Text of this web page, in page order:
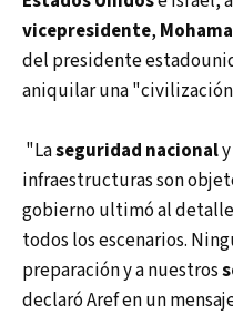
vicepresidente,
del presidente
aniquilar una
"Laseguridad nacional
infraestructuras son
gobierno ultimó al
todos los escenarios.
preparación y a nuestros
declaró Aref en un